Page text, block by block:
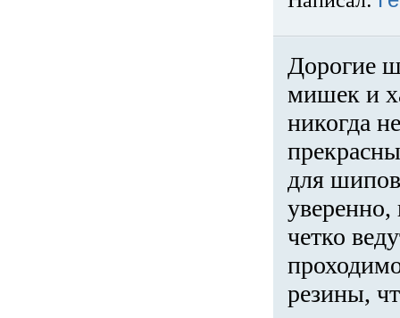
Дорогие
мишек и
никогда
для
четко
резины,